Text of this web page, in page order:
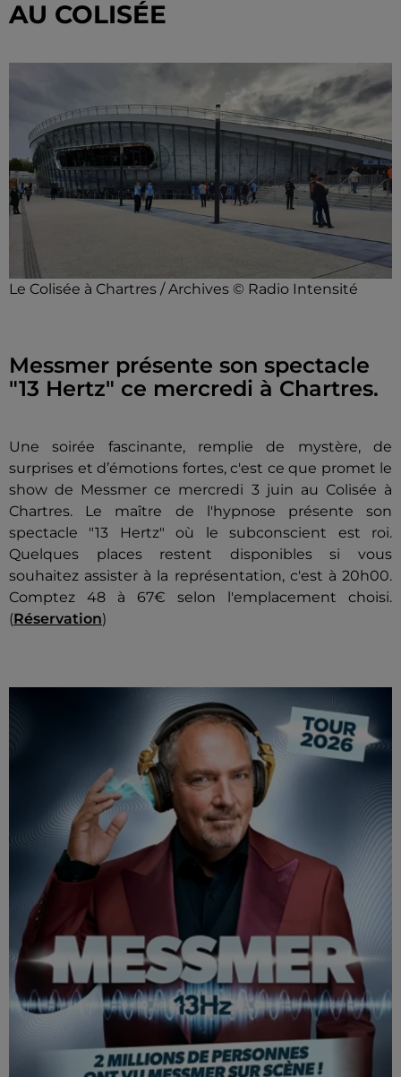
AU COLISÉE
Le Colisée à Chartres / Archives © Radio Intensité
Messmer présente son spectacle
"13 Hertz" ce mercredi à Chartres.
Une soirée fascinante, remplie de mystère, de
surprises et d’émotions fortes, c'est ce que promet le
show de Messmer ce mercredi 3 juin au Colisée à
Chartres. Le maître de l'hypnose présente son
spectacle "13 Hertz" où le subconscient est roi.
Quelques places restent disponibles si vous
souhaitez assister à la représentation, c'est à 20h00.
Comptez 48 à 67€ selon l'emplacement choisi.
(Réservation)